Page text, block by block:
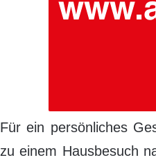
Für ein persönliches
zu einem Hausbesuch